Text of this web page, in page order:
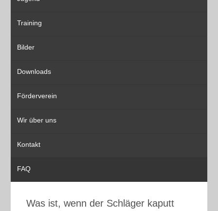
Training
Bilder
Downloads
Förderverein
Wir über uns
Kontakt
FAQ
Was ist, wenn der Schläger kaputt